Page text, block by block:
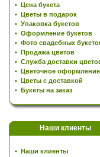
• Цена букета
• Цветы в подарок
• Упаковка букетов
• Оформление букетов
• Фото свадебных
• Продажа цветов
• Служба доставки
• Цветочное оформление
• Цветы с доставкой
• Букеты на заказ
Наши клиенты
• Наши клиенты